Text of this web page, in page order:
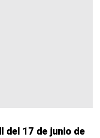
del 17 de junio de